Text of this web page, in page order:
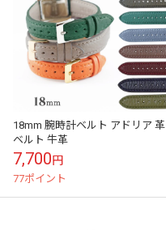
18mm 腕時計ベルト アドリア 革
ベルト 牛革
7,700円
77ポイント